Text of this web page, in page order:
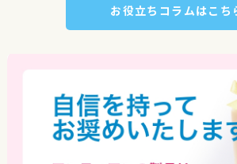
お役立ちコラムはこち